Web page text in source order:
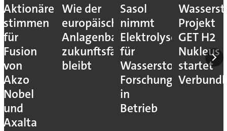
Aktionäre
stimmen
für
Fusion
von
Akzo
Nobel
und
Axalta
Wie der
europäische
Anlagenbau
zukunftsfähig
bleibt
Sasol
nimmt
Elektrolyseur
für
Wasserstoff-
Forschung
in
Betrieb
Projekt
GET H2
Nukleus
startet